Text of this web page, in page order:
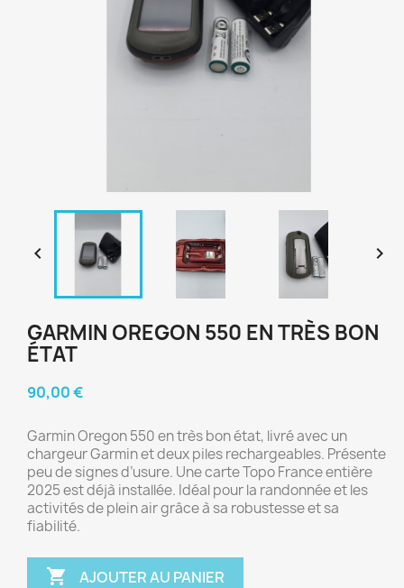
 
GARMIN OREGON 550 EN TRÈS BON
ÉTAT
90,00 €
Garmin Oregon 550 en très bon état, livré avec un
chargeur Garmin et deux piles rechargeables. Présente
peu de signes d’usure. Une carte Topo France entière
2025 est déjà installée. Idéal pour la randonnée et les
activités de plein air grâce à sa robustesse et sa
fiabilité.
 AJOUTER AU PANIER